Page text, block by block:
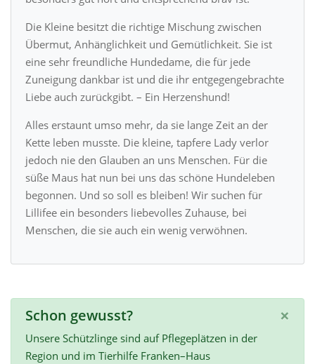
Die Kleine besitzt die richtige Mischung zwischen
Übermut, Anhänglichkeit und Gemütlichkeit. Sie ist
eine sehr freundliche Hundedame, die für jede
Zuneigung dankbar ist und die ihr entgegengebrachte
Liebe auch zurückgibt. – Ein Herzenshund!
Alles erstaunt umso mehr, da sie lange Zeit an der
Kette leben musste. Die kleine, tapfere Lady verlor
jedoch nie den Glauben an uns Menschen. Für die
süße Maus hat nun bei uns das schöne Hundeleben
begonnen. Und so soll es bleiben! Wir suchen für
Lillifee ein besonders liebevolles Zuhause, bei
Menschen, die sie auch ein wenig verwöhnen.
×
Schon gewusst?
Unsere Schützlinge sind auf Pflegeplätzen in der
Region und im Tierhilfe Franken–Haus